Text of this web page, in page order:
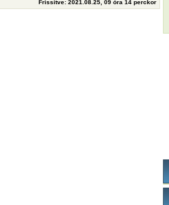
Frissítve: 2021.08.25, 09 óra 14 perckor